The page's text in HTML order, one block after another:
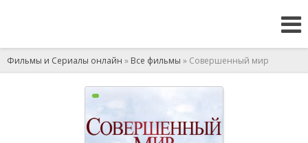
Фильмы и Сериалы онлайн » Все фильмы » Совершенный мир